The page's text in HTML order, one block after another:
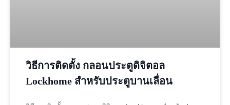
วิธีการติดตั้ง กลอนประตูดิจิตอล
Lockhome สำหรับประตูบานเลื่อน